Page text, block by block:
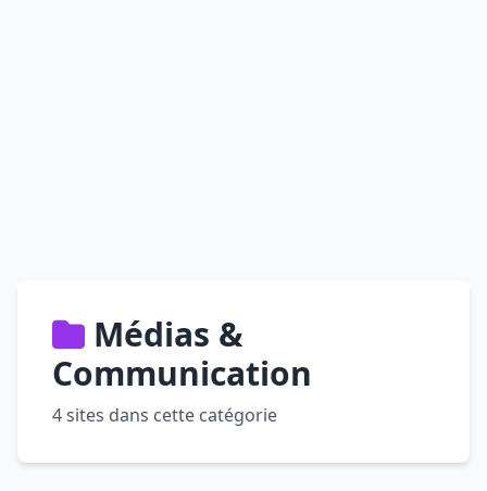
Médias &
Communication
4 sites dans cette catégorie